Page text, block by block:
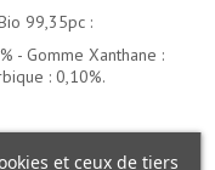
99,35pc :
- Gomme Xanthane :
: 0,10%.
et ceux de tiers